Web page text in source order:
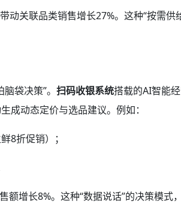
动关联品类销售增长27%。这种“按需供
袋决策”。 扫码收银系统搭载的AI智能
成动态定价与选品建议。例如：
8折促销）；
增长8%。这种“数据说话”的决策模式